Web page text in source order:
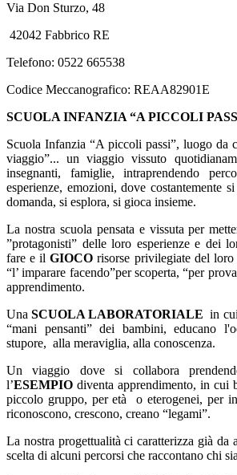
Via Don Sturzo, 48
42042 Fabbrico RE
Telefono: 0522 665538
Codice Meccanografico: REAA82901E
SCUOLA INFANZIA “A PICCOLI
Scuola Infanzia “A piccoli passi”, luogo da
viaggio”... un viaggio vissuto
insegnanti, famiglie, intraprendendo
esperienze, emozioni, dove costantemente
domanda, si esplora, si gioca insieme.
La nostra scuola pensata e vissuta per
”protagonisti” delle loro esperienze e dei
fare e ilGIOCOrisorse privilegiate del
“l’ imparare facendo”per scoperta, “per
apprendimento.
UnaSCUOLA LABORATORIALE in
“mani pensanti” dei bambini, educano
stupore, alla meraviglia, alla conoscenza.
Un viaggio dove si collabora
l’ESEMPIO diventa apprendimento, in cui
piccolo gruppo, per età o eterogenei, per
riconoscono, crescono, creano “legami”.
La nostra progettualità ci caratterizza già da
scelta di alcuni percorsi che raccontano chi